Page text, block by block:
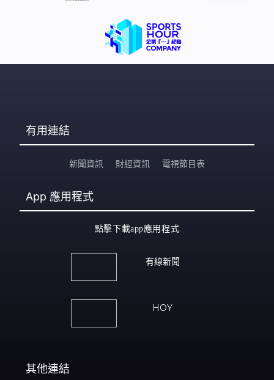
有用連結
新聞資訊 財經資訊 電視節目表
App 應用程式
點擊下載app應用程式
有線新聞
HOY
其他連結